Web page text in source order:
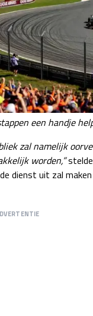
een handje
zal namelijk
worden,”
dienst uit zal